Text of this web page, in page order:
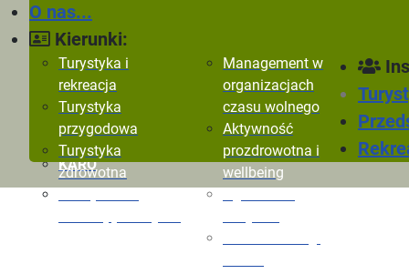
Kryteria oceny
pracowników
Formularze oceny
pracowników
m-Legitymacja
E-
TiR
AZYMUT
Direttissima
KARO
O nas...
Kierunki:
Turystyka i
rekreacja
Turystyka
przygodowa
Turystyka
zdrowotna
Management w
organizacjach
czasu wolnego
Aktywność
prozdrowotna i
wellbeing